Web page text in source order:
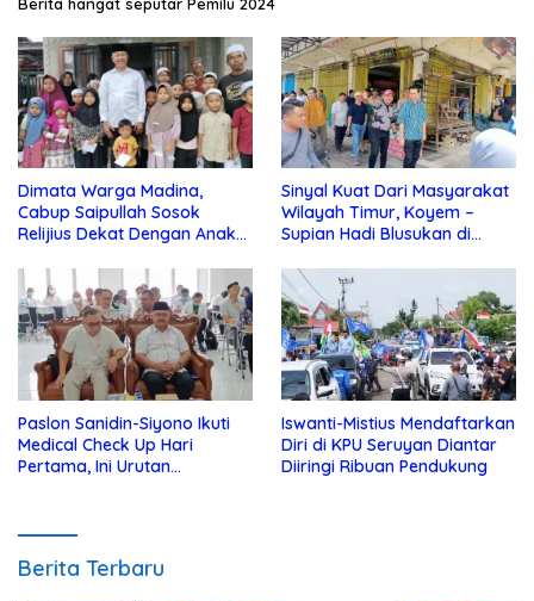
Dimata Warga Madina,
Cabup Saipullah Sosok
Relijius Dekat Dengan Anak
Sinyal Kuat Dari Masyarakat
Wilayah Timur, Koyem –
Supian Hadi Blusukan di
Paslon Sanidin-Siyono Ikuti
Medical Check Up Hari
Pertama, Ini Urutan
Iswanti-Mistius Mendaftarkan
Diri di KPU Seruyan Diantar
Diiringi Ribuan Pendukung
Berita Terbaru